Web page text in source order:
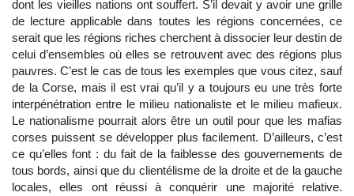
dont les vieilles nations ont souffert. S’il devait y avoir une grille
de lecture applicable dans toutes les régions concernées, ce
serait que les régions riches cherchent à dissocier leur destin de
celui d’ensembles où elles se retrouvent avec des régions plus
pauvres. C’est le cas de tous les exemples que vous citez, sauf
de la Corse, mais il est vrai qu’il y a toujours eu une très forte
interpénétration entre le milieu nationaliste et le milieu mafieux.
Le nationalisme pourrait alors être un outil pour que les mafias
corses puissent se développer plus facilement. D’ailleurs, c’est
ce qu’elles font : du fait de la faiblesse des gouvernements de
tous bords, ainsi que du clientélisme de la droite et de la gauche
locales, elles ont réussi à conquérir une majorité relative.